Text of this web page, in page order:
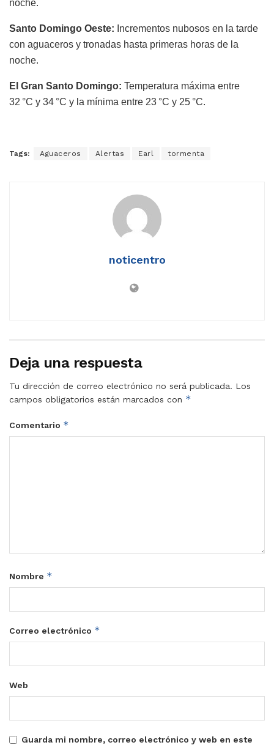
noche.
Santo Domingo Oeste: Incrementos nubosos en la tarde
con aguaceros y tronadas hasta primeras horas de la
noche.
El Gran Santo Domingo: Temperatura máxima entre
32 °C y 34 °C y la mínima entre 23 °C y 25 °C.
Tags: Aguaceros Alertas Earl tormenta
noticentro
Deja una respuesta
Tu dirección de correo electrónico no será publicada. Los
campos obligatorios están marcados con *
Comentario *
Nombre *
Correo electrónico *
Web
Guarda mi nombre, correo electrónico y web en este